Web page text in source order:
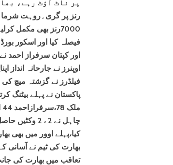
7000رنز بھی مکمل
اوپنرز نے جارحانہ
فیلڈرز نے گزشتہ میچ
چاہل نے 2 ،
کیا،پہلے اوور میں بھی
تعاقب میں بھارت کی